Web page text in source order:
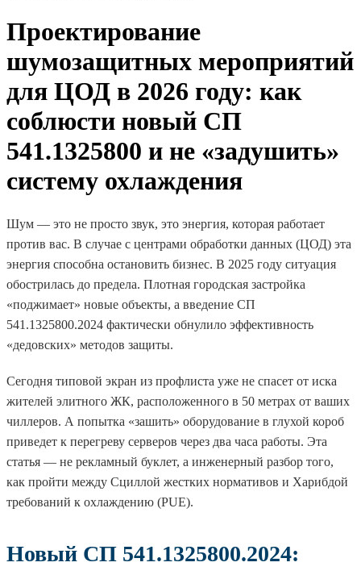
Проектирование
шумозащитных мероприятий
для ЦОД в 2026 году: как
соблюсти новый СП
541.1325800 и не «задушить»
систему охлаждения
Шум — это не просто звук, это энергия, которая работает
против вас. В случае с центрами обработки данных (ЦОД) эта
энергия способна остановить бизнес. В 2025 году ситуация
обострилась до предела. Плотная городская застройка
«поджимает» новые объекты, а введение СП
541.1325800.2024 фактически обнулило эффективность
«дедовских» методов защиты.
Сегодня типовой экран из профлиста уже не спасет от иска
жителей элитного ЖК, расположенного в 50 метрах от ваших
чиллеров. А попытка «зашить» оборудование в глухой короб
приведет к перегреву серверов через два часа работы. Эта
статья — не рекламный буклет, а инженерный разбор того,
как пройти между Сциллой жестких нормативов и Харибдой
требований к охлаждению (PUE).
Новый СП 541.1325800.2024: